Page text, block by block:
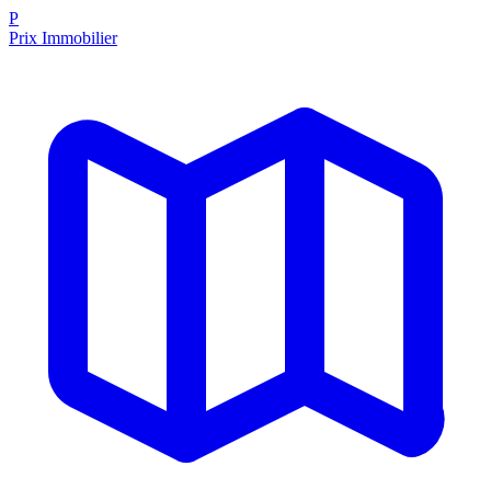
P
Prix Immobilier